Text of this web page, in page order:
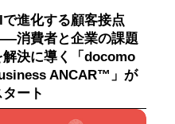
で進化する顧客接点
消費者と企業の課題
解決に導く「docomo
ANCAR™」が
タート